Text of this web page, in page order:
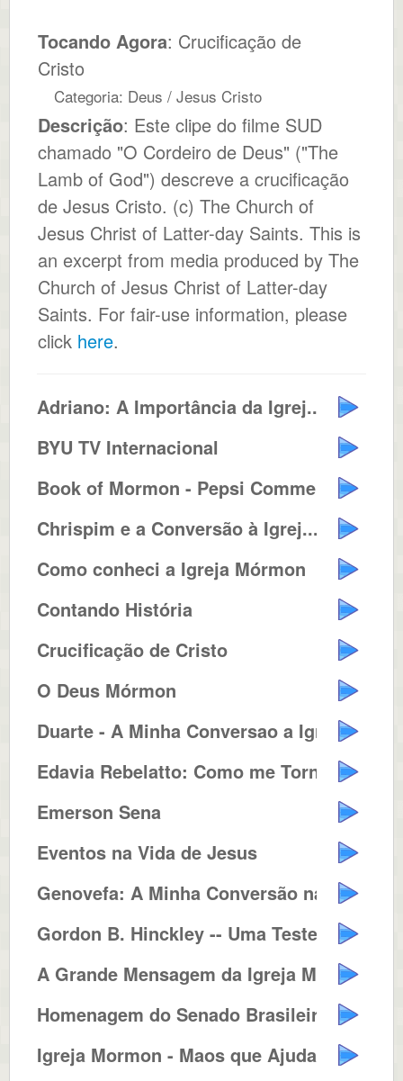
Tocando Agora: Crucificação de
Cristo
Categoria: Deus / Jesus Cristo
Descrição: Este clipe do filme SUD
chamado "O Cordeiro de Deus" ("The
Lamb of God") descreve a crucificação
de Jesus Cristo. (c) The Church of
Jesus Christ of Latter-day Saints. This is
an excerpt from media produced by The
Church of Jesus Christ of Latter-day
Saints. For fair-use information, please
click here.
Adriano: A Importância da Igrej...
BYU TV Internacional
Book of Mormon - Pepsi Commercia...
Chrispim e a Conversão à Igrej...
Como conheci a Igreja Mórmon
Contando História
Crucificação de Cristo
O Deus Mórmon
Duarte - A Minha Conversao a Igr...
Edavia Rebelatto: Como me Tornei...
Emerson Sena
Eventos na Vida de Jesus
Genovefa: A Minha Conversão na ...
Gordon B. Hinckley -- Uma Testem...
A Grande Mensagem da Igreja Mórmon
Homenagem do Senado Brasileiro a...
Igreja Mormon - Maos que Ajudam ...